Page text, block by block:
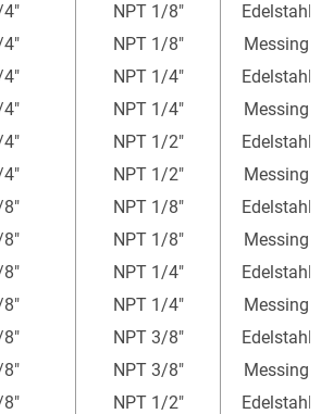
NPT 1/8"
Edelstahl
NPT 1/8"
Messing
NPT 1/4"
Edelstahl
NPT 1/4"
Messing
NPT 1/2"
Edelstahl
NPT 1/2"
Messing
NPT 1/8"
Edelstahl
NPT 1/8"
Messing
NPT 1/4"
Edelstahl
NPT 1/4"
Messing
NPT 3/8"
Edelstahl
NPT 3/8"
Messing
NPT 1/2"
Edelstahl